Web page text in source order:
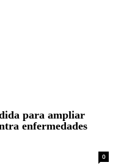
para ampliar
enfermedades
0